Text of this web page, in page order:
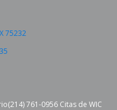
75232
(214) 761-0956 Citas de WIC